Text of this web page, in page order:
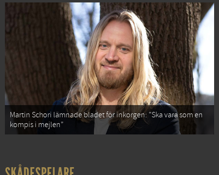
Martin Schori lämnade bladet för inkorgen: ”Ska vara som en
kompis i mejlen”